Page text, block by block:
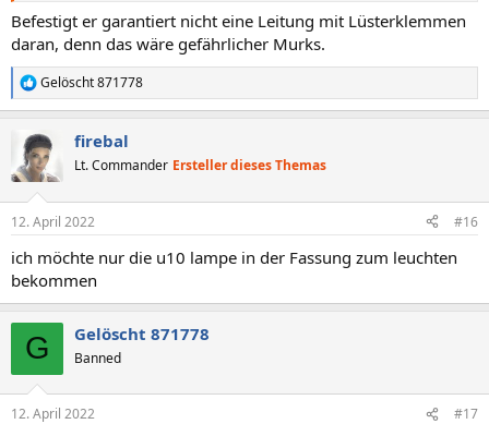
Befestigt er garantiert nicht eine Leitung mit Lüsterklemmen
daran, denn das wäre gefährlicher Murks.
R
e
k
i
e
:
Gelöscht 871778
firebal
Lt. Commander Ersteller dieses Themas
12. April 2022 #16
ich möchte nur die u10 lampe in der Fassung zum leuchten
bekommen
G Gelöscht 871778
Banned
12. April 2022 #17